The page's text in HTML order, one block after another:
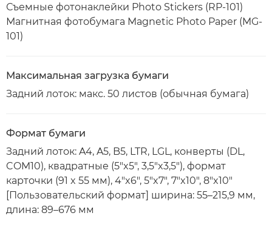
Съемные фотонаклейки Photo Stickers (RP-101)
Магнитная фотобумага Magnetic Photo Paper (MG-
101)
Максимальная загрузка бумаги
Задний лоток: макс. 50 листов (обычная бумага)
Формат бумаги
Задний лоток: A4, A5, B5, LTR, LGL, конверты (DL,
COM10), квадратные (5"x5", 3,5"x3,5"), формат
карточки (91 x 55 мм), 4"x6", 5"x7", 7"x10", 8"x10"
[Пользовательский формат] ширина: 55–215,9 мм,
длина: 89–676 мм